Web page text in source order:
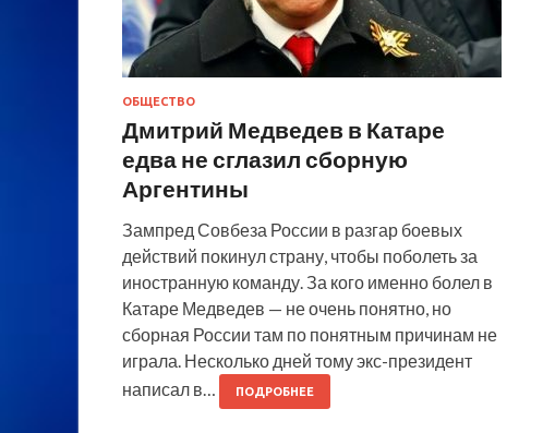
ОБЩЕСТВО
Дмитрий Медведев в Катаре
едва не сглазил сборную
Аргентины
Зампред Совбеза России в разгар боевых
действий покинул страну, чтобы поболеть за
иностранную команду. За кого именно болел в
Катаре Медведев — не очень понятно, но
сборная России там по понятным причинам не
играла. Несколько дней тому экс-президент
написал в…
ПОДРОБНЕЕ